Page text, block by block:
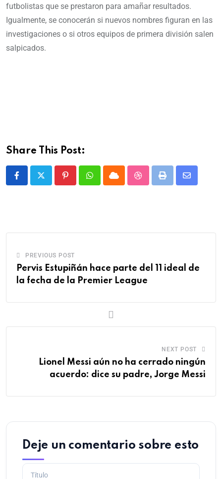
futbolistas que se prestaron para amañar resultados.
Igualmente, se conocerán si nuevos nombres figuran en las
investigaciones o si otros equipos de primera división salen
salpicados.
Share This Post:
PREVIOUS POST
Pervis Estupiñán hace parte del 11 ideal de
la fecha de la Premier League
NEXT POST
Lionel Messi aún no ha cerrado ningún
acuerdo: dice su padre, Jorge Messi
Deje un comentario sobre esto